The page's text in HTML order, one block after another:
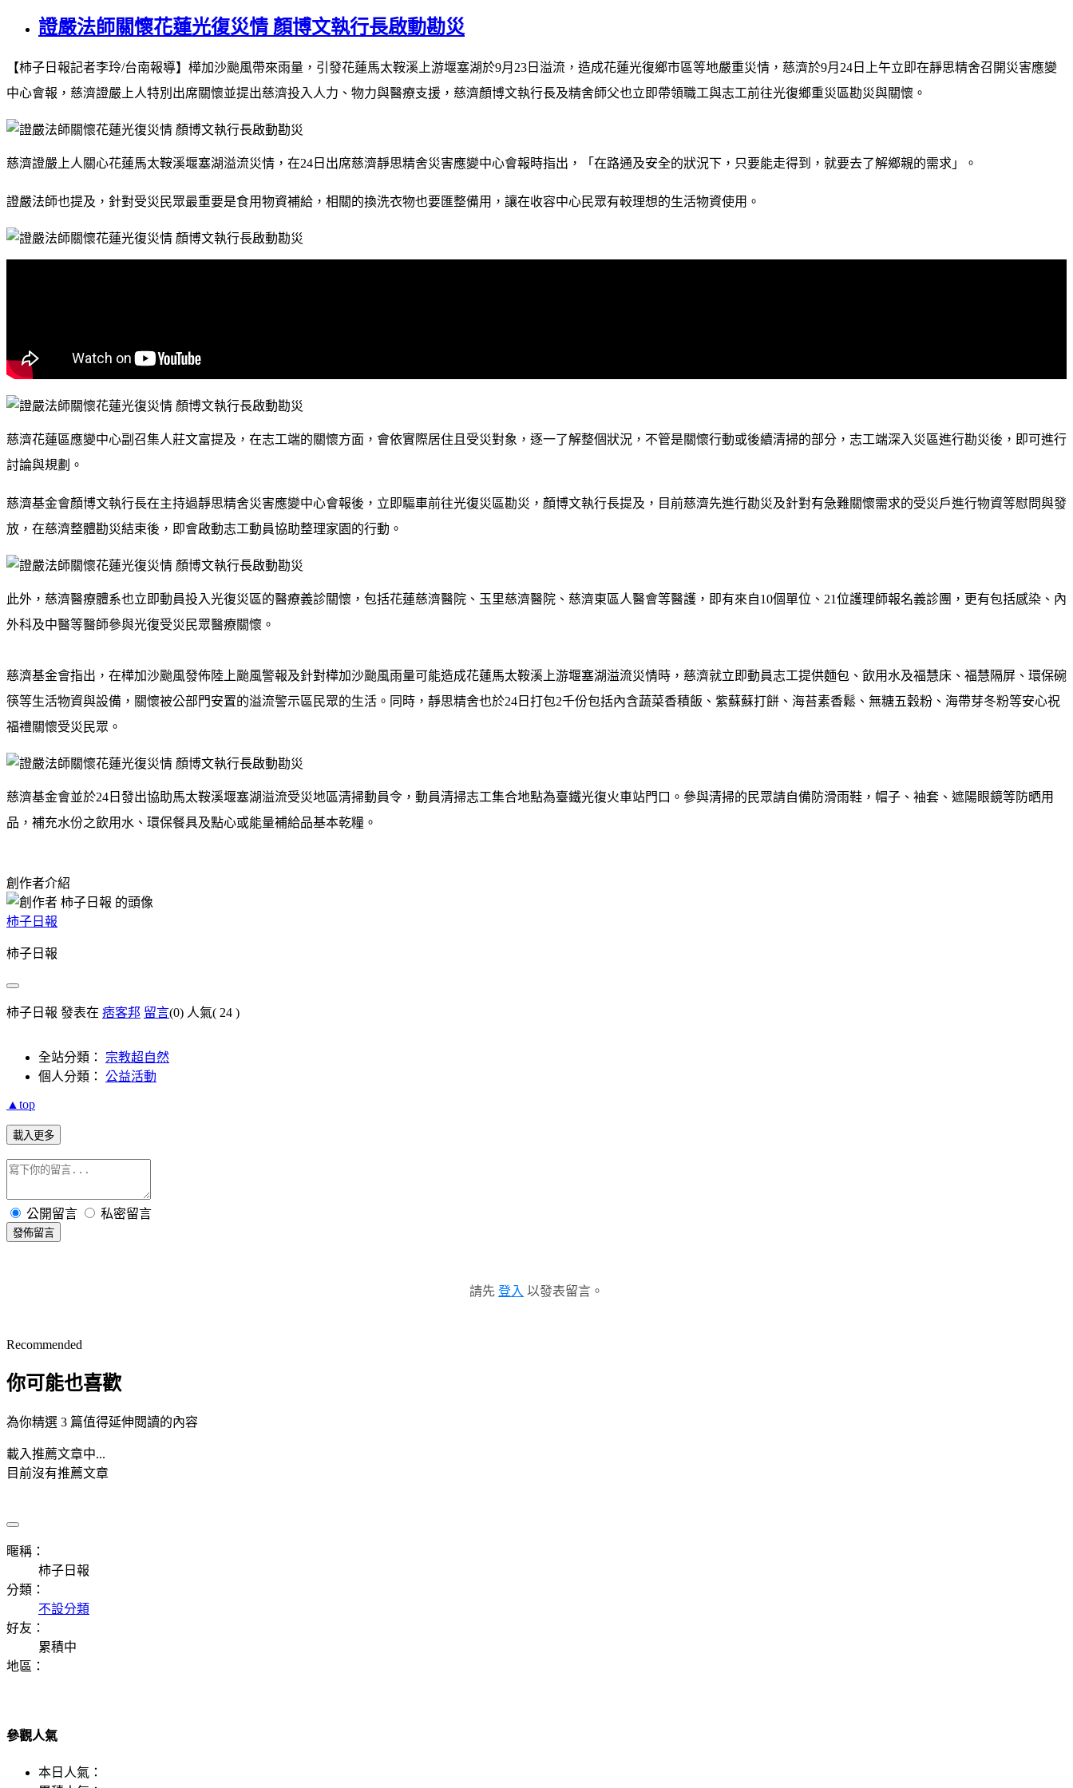
證嚴法師關懷花蓮光復災情 顏博文執行長啟動勘災
【柿子日報記者李玲/台南報導】樺加沙颱風帶來雨量，引發花蓮馬太鞍溪上游堰塞湖於9月 23 日溢流，造成花蓮光復鄉市區等地嚴重災情，慈濟於9月 24 日上午立即在靜思精舍召開災害應變
中心會報，慈濟證嚴上人特別出席關懷並提出慈濟投入人力、物力與醫療支援，慈濟顏博文執行長及精舍師父也立即帶領職工與志工前往光復鄉重災區勘災與關懷。
慈濟證嚴上人關心花蓮馬太鞍溪堰塞湖溢流災情，在24 日出席慈濟靜思精舍災害應變中心會報時指出，「在路通及安全的狀況下，只要能走得到，就要去了解鄉親的需求」。
證嚴法師也提及，針對受災民眾最重要是食用物資補給，相關的換洗衣物也要匯整備用，讓在收容中心民眾有較理想的生活物資使用。
慈濟花蓮區應變中心副召集人莊文富提及，在志工端的關懷方面，會依實際居住且受災對象，逐一了解整個狀況，不管是關懷行動或後續清掃的部分，志工端深入災區進行勘災後，即可進行
討論與規劃。
慈濟基金會顏博文執行長在主持過靜思精舍災害應變中心會報後，立即驅車前往光復災區勘災，顏博文執行長提及，目前慈濟先進行勘災及針對有急難關懷需求的受災戶進行物資等慰問與發
放，在慈濟整體勘災結束後，即會啟動志工動員協助整理家園的行動。
此外，慈濟醫療體系也立即動員投入光復災區的醫療義診關懷，包括花蓮慈濟醫院、玉里慈濟醫院、慈濟東區人醫會等醫護，即有來自10個單位、 21位護理師報名義診團，更有包括感染、內
外科及中醫等醫師參與光復受災民眾醫療關懷。
慈濟基金會指出，在樺加沙颱風發佈陸上颱風警報及針對樺加沙颱風雨量可能造成花蓮馬太鞍溪上游堰塞湖溢流災情時，慈濟就立即動員志工提供麵包、飲用水及福慧床、福慧隔屏、環保碗
筷等生活物資與設備，關懷被公部門安置的溢流警示區民眾的生活。同時，靜思精舍也於24 日打包2千份包括內含蔬菜香積飯、紫蘇蘇打餅、海苔素香鬆、無糖五穀粉、海帶芽冬粉等安心祝
福禮關懷受災民眾。
慈濟基金會並於24 日發出協助馬太鞍溪堰塞湖溢流受災地區清掃動員令，動員清掃志工集合地點為臺鐵光復火車站門口。參與清掃的民眾請自備防滑雨鞋，帽子、袖套、遮陽眼鏡等防晒用
品，補充水份之飲用水、環保餐具及點心或能量補給品基本乾糧。
創作者介紹
柿子日報
柿子日報
柿子日報 發表在 痞客邦 留言(0) 人氣( 24 )
全站分類： 宗教超自然
個人分類： 公益活動
▲top
載入更多
公開留言 私密留言
發佈留言
請先 登入 以發表留言。
Recommended
你可能也喜歡
為你精選 3 篇值得延伸閱讀的內容
載入推薦文章中...
目前沒有推薦文章
暱稱：
柿子日報
分類：
不設分類
好友：
累積中
地區：
參觀人氣
本日人氣：